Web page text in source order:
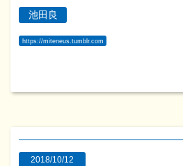
池田良
https://miteneus.tumblr.com
2018/10/12